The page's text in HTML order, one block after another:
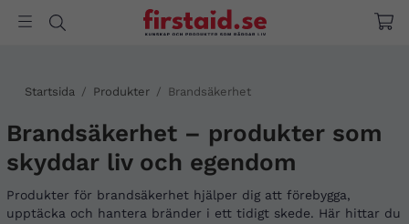
Startsida / Produkter / Brandsäkerhet
Brandsäkerhet – produkter som
skyddar liv och egendom
Produkter för brandsäkerhet hjälper dig att förebygga,
upptäcka och hantera bränder i ett tidigt skede. Här hittar du